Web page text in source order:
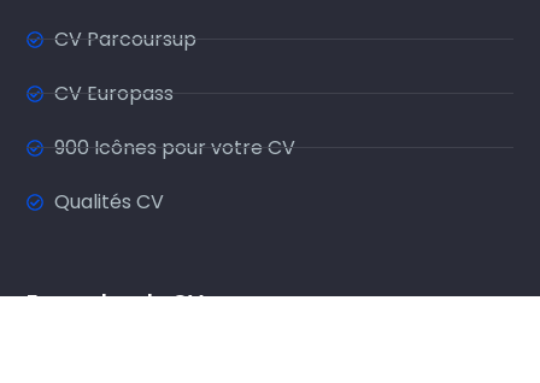
CV Parcoursup
CV Europass
900 Icônes pour votre CV
Qualités CV
Exemples de CV